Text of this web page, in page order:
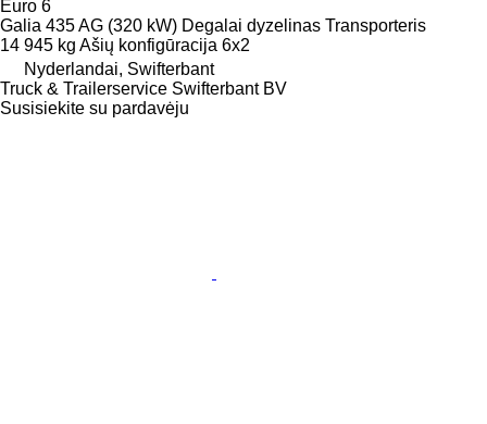
Euro 6
Galia 435 AG (320 kW) Degalai dyzelinas Transporteris
14 945 kg Ašių konfigūracija 6x2
Nyderlandai, Swifterbant
Truck & Trailerservice Swifterbant BV
Susisiekite su pardavėju